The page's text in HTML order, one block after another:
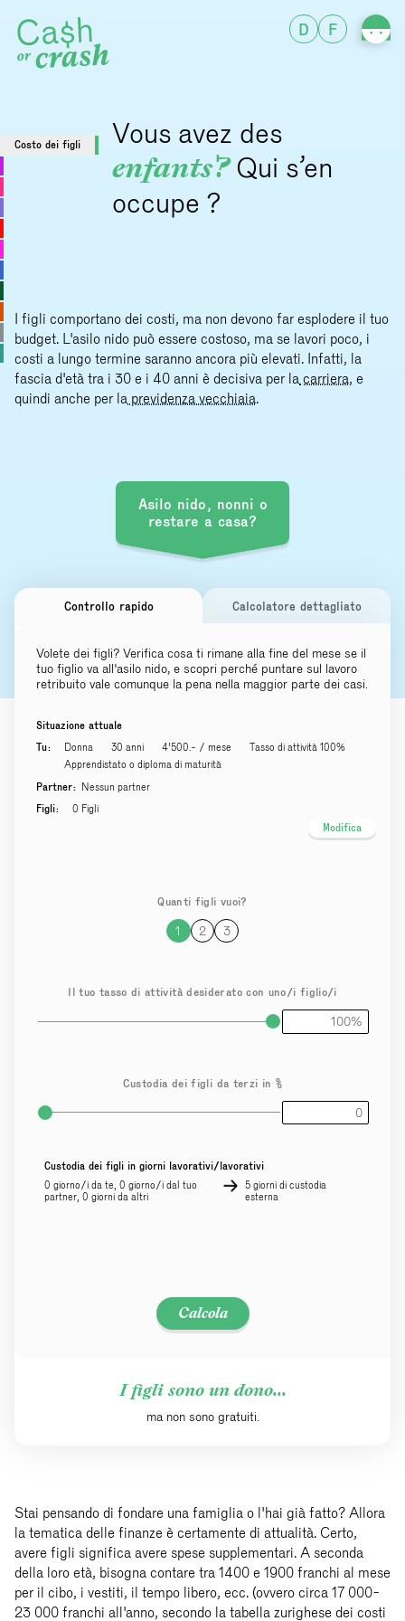
D F
Costo dei figli Vous avez des
enfants?Qui s’en
occupe ?
I figli comportano dei costi, ma non devono far esplodere il tuo
budget. L'asilo nido può essere costoso, ma se lavori poco, i
costi a lungo termine saranno ancora più elevati. Infatti, la
fascia d'età tra i 30 e i 40 anni è decisiva per la carriera, e
quindi anche per la previdenza vecchiaia.
Asilo nido, nonni o
restare a casa?
Controllo rapido Calcolatore dettagliato
Volete dei figli? Verifica cosa ti rimane alla fine del mese se il
tuo figlio va all'asilo nido, e scopri perché puntare sul lavoro
retribuito vale comunque la pena nella maggior parte dei casi.
Situazione attuale
Tu:
Donna 30 anni 4'500.- / mese
Tasso di attività 100%
Apprendistato o diploma di maturità
Partner: Nessun partner
Figli:
0 Figli
Modifica
Quanti figli vuoi?
1 2 3
Il tuo tasso di attività desiderato con uno/i figlio/i
Custodia dei figli da terzi in %
Custodia dei figli in giorni lavorativi/lavorativi
0 giorno/i da te, 0 giorno/i dal tuo
partner, 0 giorni da altri
5 giorni di custodia
esterna
Calcola
I figli sono un dono...
ma non sono gratuiti.
Stai pensando di fondare una famiglia o l'hai già fatto? Allora
la tematica delle finanze è certamente di attualità. Certo,
avere figli significa avere spese supplementari. A seconda
della loro età, bisogna contare tra 1400 e 1900 franchi al mese
per il cibo, i vestiti, il tempo libero, ecc. (ovvero circa 17 000-
23 000 franchi all'anno, secondo la tabella zurighese dei costi